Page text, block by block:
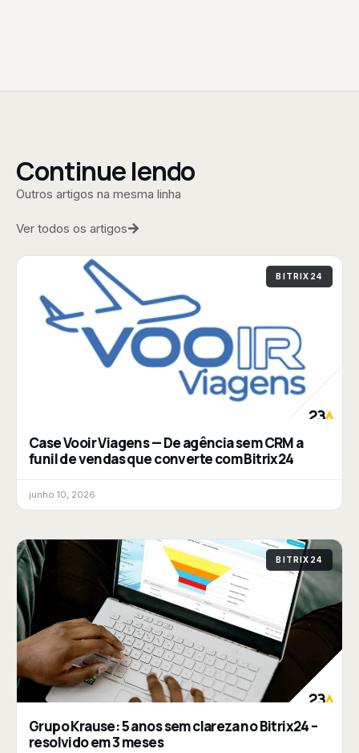
Continue lendo
Outros artigos na mesma linha
Ver todos os artigos
BITRIX24
Case Vooir Viagens — De agência sem CRM a
funil de vendas que converte com Bitrix24
junho 10, 2026
BITRIX24
Grupo Krause: 5 anos sem clareza no Bitrix24 –
resolvido em 3 meses